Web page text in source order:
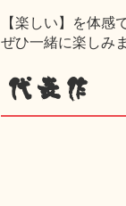
【楽しい】を体感
ぜひ一緒に楽しみ
代表作